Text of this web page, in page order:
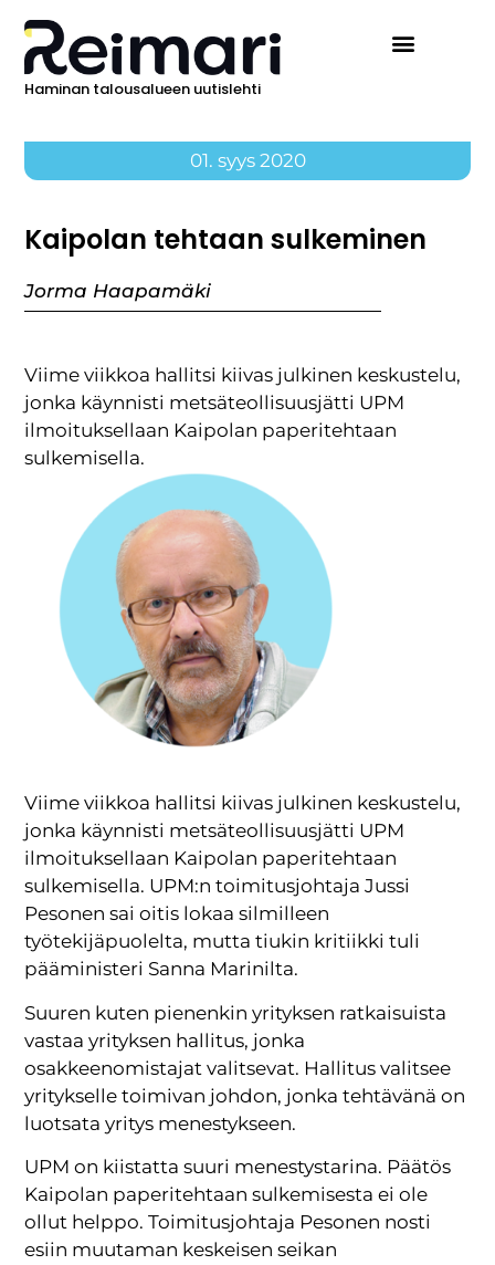
Haminan talousalueen uutislehti
01. syys 2020
Kaipolan tehtaan sulkeminen
Jorma Haapamäki
Viime viikkoa hallitsi kiivas julkinen keskustelu,
jonka käynnisti metsäteollisuusjätti UPM
ilmoituksellaan Kaipolan paperitehtaan
sulkemisella.
Viime viikkoa hallitsi kiivas julkinen keskustelu,
jonka käynnisti metsäteollisuusjätti UPM
ilmoituksellaan Kaipolan paperitehtaan
sulkemisella. UPM:n toimitusjohtaja Jussi
Pesonen sai oitis lokaa silmilleen
työtekijäpuolelta, mutta tiukin kritiikki tuli
pääministeri Sanna Marinilta.
Suuren kuten pienenkin yrityksen ratkaisuista
vastaa yrityksen hallitus, jonka
osakkeenomistajat valitsevat. Hallitus valitsee
yritykselle toimivan johdon, jonka tehtävänä on
luotsata yritys menestykseen.
UPM on kiistatta suuri menestystarina. Päätös
Kaipolan paperitehtaan sulkemisesta ei ole
ollut helppo. Toimitusjohtaja Pesonen nosti
esiin muutaman keskeisen seikan